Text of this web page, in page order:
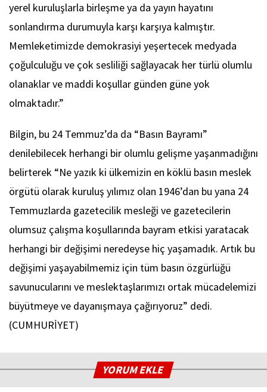
yerel kuruluşlarla birleşme ya da yayın hayatını
sonlandırma durumuyla karşı karşıya kalmıştır.
Memleketimizde demokrasiyi yeşertecek medyada
çoğulculuğu ve çok sesliliği sağlayacak her türlü olumlu
olanaklar ve maddi koşullar günden güne yok
olmaktadır.”
Bilgin, bu 24 Temmuz’da da “Basın Bayramı”
denilebilecek herhangi bir olumlu gelişme yaşanmadığını
belirterek “Ne yazık ki ülkemizin en köklü basın meslek
örgütü olarak kuruluş yılımız olan 1946’dan bu yana 24
Temmuzlarda gazetecilik mesleği ve gazetecilerin
olumsuz çalışma koşullarında bayram etkisi yaratacak
herhangi bir değişimi neredeyse hiç yaşamadık. Artık bu
değişimi yaşayabilmemiz için tüm basın özgürlüğü
savunucularını ve meslektaşlarımızı ortak mücadelemizi
büyütmeye ve dayanışmaya çağırıyoruz” dedi.
(CUMHURİYET)
YORUM EKLE